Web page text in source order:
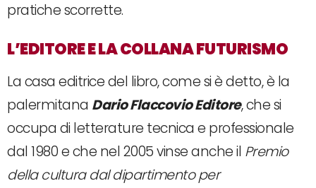
pratiche scorrette.
L’EDITORE E LA COLLANA FUTURISMO
La casa editrice del libro, come si è detto, è la
palermitana Dario Flaccovio Editore, che si
occupa di letterature tecnica e professionale
dal 1980 e che nel 2005 vinse anche il Premio
della cultura dal dipartimento per